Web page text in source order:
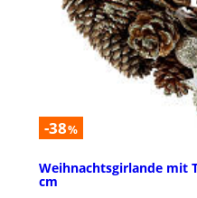
-38%
Weihnachtsgirlande mit
cm